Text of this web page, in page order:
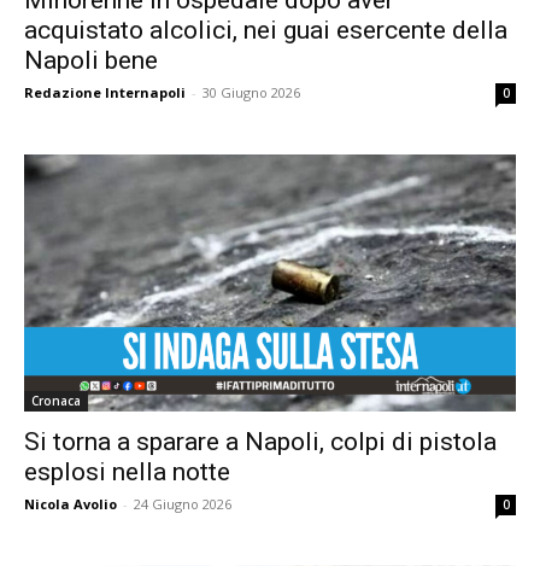
acquistato alcolici, nei guai esercente della
Napoli bene
Redazione Internapoli - 30 Giugno 2026 0
Cronaca
Si torna a sparare a Napoli, colpi di pistola
esplosi nella notte
Nicola Avolio - 24 Giugno 2026 0